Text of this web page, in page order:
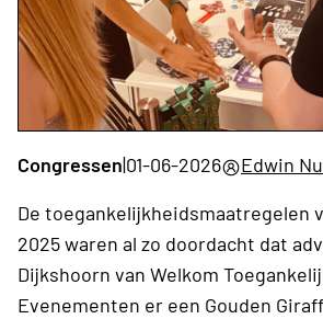
Congressen|01-06-2026 Edwin
De toegankelijkheidsmaatregelen
2025 waren al zo doordacht dat
Dijkshoorn van Welkom
Evenementen er een Gouden